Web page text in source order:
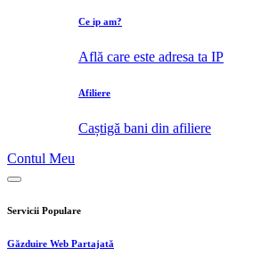
Ce ip am?
Află care este adresa ta IP
Afiliere
Caștigă bani din afiliere
Contul Meu
Servicii Populare
Găzduire Web Partajată